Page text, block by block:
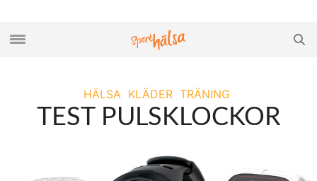
HÄLSA KLÄDER TRÄNING
TEST PULSKLOCKOR